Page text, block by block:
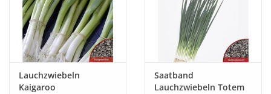
Lauchzwiebeln
Kaigaroo
Saatband
Lauchzwiebeln Totem